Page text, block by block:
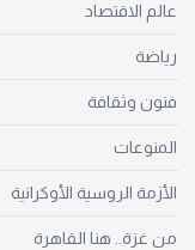
عالم الاقتصاد
رياضة
فنون وثقافة
المنوعات
الأزمة الروسية الأوكرانية
من غزة.. هنا القاهرة